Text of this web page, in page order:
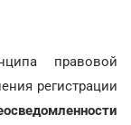
правовой
регистрации